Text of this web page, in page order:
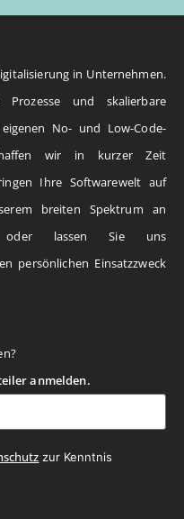
in Unternehmen.
und skalierbare
No- und Low-Code-
wir in kurzer Zeit
Ihre Softwarewelt auf
breiten Spektrum an
oder lassen Sie uns
persönlichen Einsatzzweck
anmelden.
zur Kenntnis